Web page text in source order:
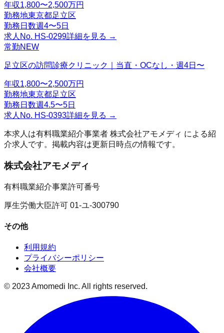
年収1,800〜2,500万円
勤務地東京都足立区
勤務日数週4〜5日
求人No. HS-0299詳細を見る →
常勤NEW
足立区の訪問診療クリニック｜当直・OCなし・週4日〜
年収1,800〜2,500万円
勤務地東京都足立区
勤務日数週4.5〜5日
求人No. HS-0393詳細を見る →
本求人は有料職業紹介事業者 株式会社アモメディ による紹
介求人です。掲載内容は更新日時点の情報です。
株式会社アモメディ
有料職業紹介事業許可番号
厚生労働大臣許可 01-ユ-300790
その他
利用規約
プライバシーポリシー
会社概要
© 2023 Amomedi Inc. All rights reserved.